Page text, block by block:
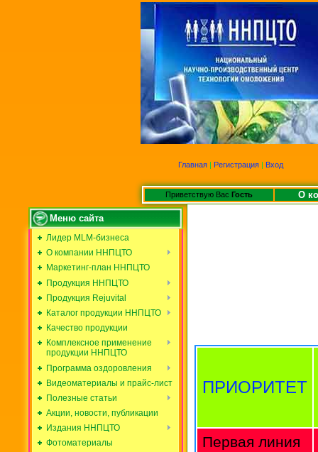
Главная | Регистрация | Вход
Приветствую Вас Гость О
Меню сайта
Лидер MLM-бизнеса
О компании ННПЦТО
Маркетинг-план ННПЦТО
Продукция ННПЦТО
Продукция Rejuvital
Каталог продукции ННПЦТО
Качество продукции
Комплексное применение
продукции ННПЦТО
Программа оздоровления
Видеоматериалы и прайс-лист
Полезные статьи
Акции, новости, публикации
Издания ННПЦТО
Фотоматериалы
ПРИОРИТЕТ
Первая линия